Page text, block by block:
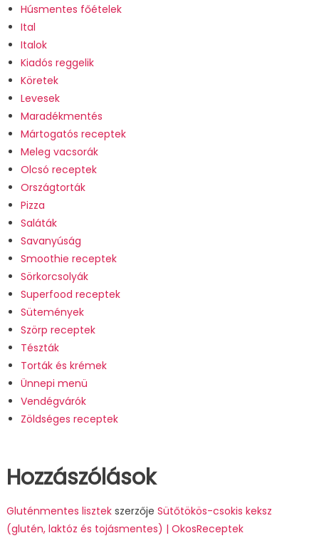
Húsmentes főételek
Ital
Italok
Kiadós reggelik
Köretek
Levesek
Maradékmentés
Mártogatós receptek
Meleg vacsorák
Olcsó receptek
Országtorták
Pizza
Saláták
Savanyúság
Smoothie receptek
Sörkorcsolyák
Superfood receptek
Sütemények
Szörp receptek
Tészták
Torták és krémek
Ünnepi menü
Vendégvárók
Zöldséges receptek
Hozzászólások
Gluténmentes lisztekszerzője Sütőtökös-csokis keksz
(glutén, laktóz és tojásmentes) | OkosReceptek